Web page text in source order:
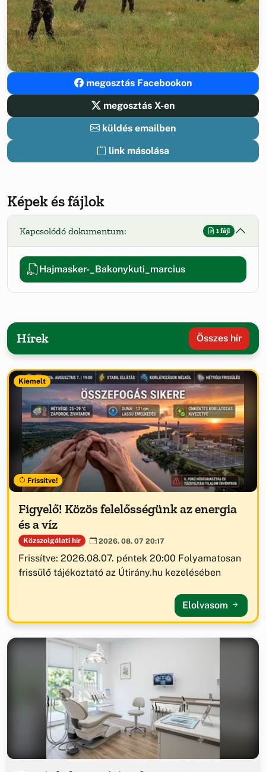
megosztás Facebookon
megosztás X-en
küldés emailben
link másolása
Képek és fájlok
Kapcsolódó dokumentum: 1 fájl
Hajmasker-_Bakonykuti_marcius
Hírek Összes hír
Kiemelt
Frissítve!
Figyelő! Közös felelősségünk az energia
és a víz
Közszolgálati hír 2026. 08. 07 20:17
Frissítve: 2026.08.07. péntek 20:00 Folyamatosan
frissülő tájékoztató az Útirány.hu kezelésében
Elolvasom